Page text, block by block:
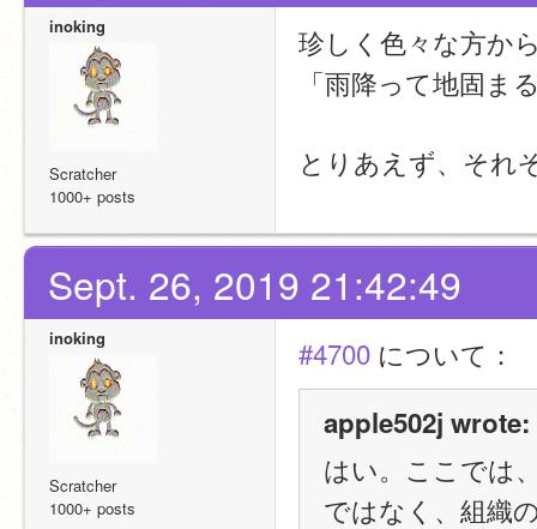
inoking
Scratcher
1000+ posts
珍しく色々な方か
「雨降って地固
とりあえず、それ
Sept. 26, 2019 21:42:49
inoking
Scratcher
1000+ posts
#4700 について：
apple502j wrote:
はい。ここでは
ではなく、組織